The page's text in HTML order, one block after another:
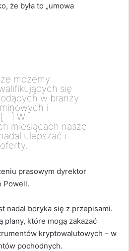
że była to „umowa
możemy
się
w branży
i
W
miesiącach nasze
ulepszać i
prasowym dyrektor
Powell.
nadal boryka się z przepisami.
które mogą zakazać
kryptowalutowych – w
pochodnych.